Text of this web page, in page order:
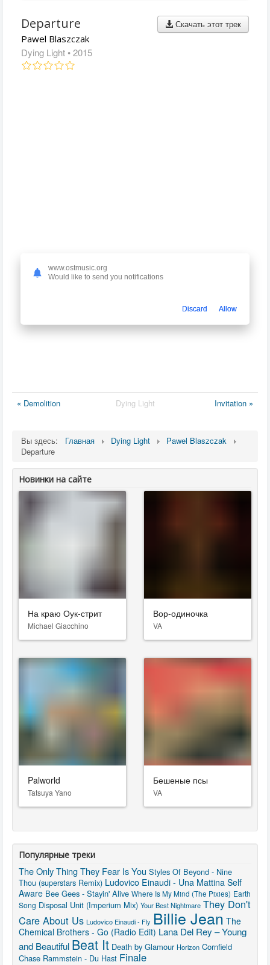
Скачать этот трек
Departure
Pawel Blaszczak
Dying Light • 2015
« Demolition Dying Light Invitation »
Вы здесь: Главная Dying Light
Pawel Blaszczak
Departure
Новинки на сайте
На краю Оук-стрит
Michael Giacchino
Вор-одиночка
VA
Palworld
Tatsuya Yano
Бешеные псы
VA
Популярные треки
The Only Thing They Fear Is You Styles Of Beyond - Nine
Thou (superstars Remix) Ludovico Einaudi - Una Mattina Self
Aware Bee Gees - Stayin' Alive Where Is My Mind (The Pixies) Earth
Song Disposal Unit (Imperium Mix) Your Best Nightmare They Don't
Care About Us Ludovico Einaudi - Fly Billie Jean The
Chemical Brothers - Go (Radio Edit) Lana Del Rey – Young
and Beautiful Beat It Death by Glamour Horizon Cornfield
Chase Rammstein - Du Hast Finale
www.ostmusic.org
Would like to send you notifications
Discard Allow